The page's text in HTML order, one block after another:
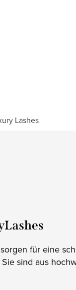
Lashes
für eine
sind aus